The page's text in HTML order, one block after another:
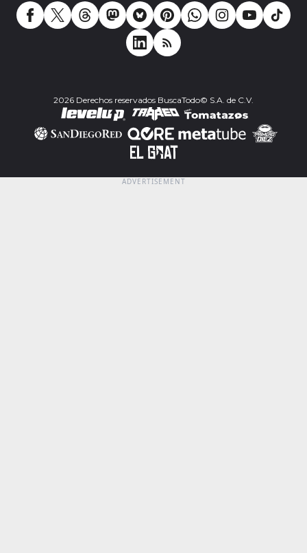
2026 Derechos reservados BuscaTodo© S.A. de C.V.